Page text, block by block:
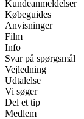
Kundeanmeldelser
Købeguides
Anvisninger
Film
Info
Svar på spørgsmål
Vejledning
Udtalelse
Vi søger
Del et tip
Medlem